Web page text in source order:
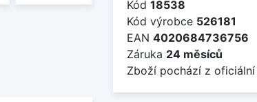
Kód 18538
Kód výrobce 526181
EAN 4020684736756
Záruka 24 měsíců
Zboží pochází z